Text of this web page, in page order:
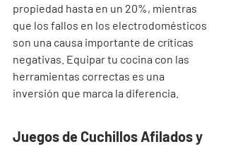
propiedad hasta en un 20%, mientras
que los fallos en los electrodomésticos
son una causa importante de críticas
negativas. Equipar tu cocina con las
herramientas correctas es una
inversión que marca la diferencia.
Juegos de Cuchillos Afilados y